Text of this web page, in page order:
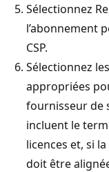
Sélectionnez
l’abonnement
CSP.
Sélectionnez
appropriées
fournisseur de
incluent le
licences et, si
doit être